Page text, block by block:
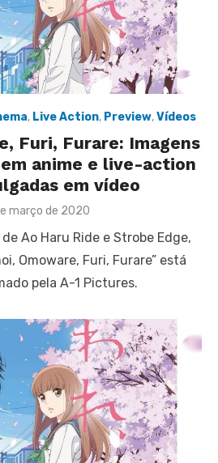
, Live Action, Preview,Vídeos
Furi, Furare: Imagens
anime e live-action
em vídeo
março de 2020
Ao Haru Ride e Strobe Edge,
Omoware, Furi, Furare” está
pela A-1 Pictures.